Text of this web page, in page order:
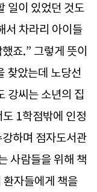
일이 있었던 것도
서 차라리 아이들
죠.” 그렇게 뜻이
찾았는데 노당선
강씨는 소년의 집
1학점밖에 인정
하며 점자도서관
사람들을 위해 책
자들에게 책을